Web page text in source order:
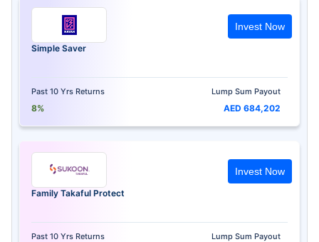
Simple Saver
Past 10 Yrs Returns
8%
Lump Sum Payout
AED 684,202
Invest Now
Family Takaful Protect
Past 10 Yrs Returns Lump Sum Payout
Invest Now